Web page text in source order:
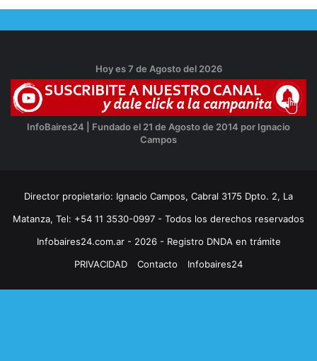
Hoy es 7 de Agosto del 2026
InfoBaires24 | Fundado el 21 de Agosto de 2014 por Ignacio
Campos
Director propietario: Ignacio Campos, Cabral 3175 Dpto. 2, La
Matanza, Tel: +54 11 3530-0997 - Todos los derechos reservados
Infobaires24.com.ar - 2026 - Registro DNDA en trámite
PRIVACIDAD
Contacto Infobaires24